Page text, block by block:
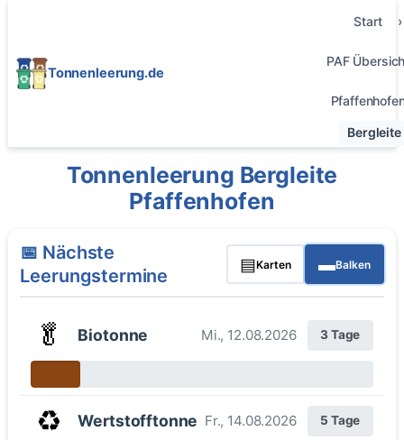
Tonnenleerung.de
Start
PAF
Bergleite
Tonnenleerung Bergleite
Pfaffenhofen
📅 Nächste
Leerungstermine
▤Karten ▬Balken
🥬 Biotonne Mi., 12.08.2026 3 Tage
♻️ Wertstofftonne Fr., 14.08.2026 5 Tage